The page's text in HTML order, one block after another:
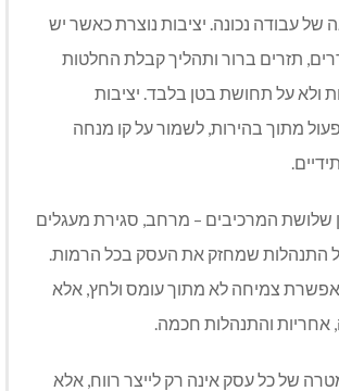
של עבודה נכונה. יציבות נוצרת כאשר יש
תזרים ברור ותהליך קבלת החלטות
ולא על תחושת בטן בלבד. יציבות
מתוך בהירות, לשמור על קו מנחה
שלושת המרכיבים – מרחב, סגירת מעגלים
התנהלות שמחזק את העסק בכל הרמות.
צמיחה לא מתוך עומס ולחץ, אלא
אחריות והתנהלות חכמה.
של כל עסק אינה רק לייצר רווח, אלא